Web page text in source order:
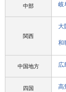
中部 岐
関西
大
和
中国地方 広
四国 高